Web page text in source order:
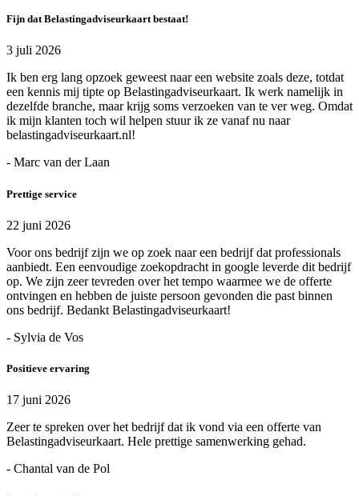
Fijn dat Belastingadviseurkaart bestaat!
3 juli 2026
Ik ben erg lang opzoek geweest naar een website zoals deze, totdat
een kennis mij tipte op Belastingadviseurkaart. Ik werk namelijk in
dezelfde branche, maar krijg soms verzoeken van te ver weg. Omdat
ik mijn klanten toch wil helpen stuur ik ze vanaf nu naar
belastingadviseurkaart.nl!
- Marc van der Laan
Prettige service
22 juni 2026
Voor ons bedrijf zijn we op zoek naar een bedrijf dat professionals
aanbiedt. Een eenvoudige zoekopdracht in google leverde dit bedrijf
op. We zijn zeer tevreden over het tempo waarmee we de offerte
ontvingen en hebben de juiste persoon gevonden die past binnen
ons bedrijf. Bedankt Belastingadviseurkaart!
- Sylvia de Vos
Positieve ervaring
17 juni 2026
Zeer te spreken over het bedrijf dat ik vond via een offerte van
Belastingadviseurkaart. Hele prettige samenwerking gehad.
- Chantal van de Pol